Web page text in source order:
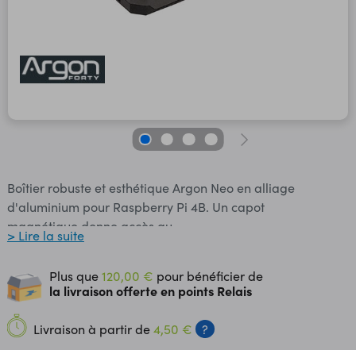
Boîtier robuste et esthétique Argon Neo en alliage
d'aluminium pour Raspberry Pi 4B. Un capot
magnétique donne accès au
port GPIO, aux connecteurs MIPI CSI pour caméra
entièrement sérigraphié sur la partie interne du coffret
facilitant l'identification des broches. La partie interne du
coffret comporte une empreinte prévue pour enficher une
caméra compatible Raspberry Pi. La conception de ce
> Lire la suite
Plus que120,00 € pour bénéficier de
la livraison offerte en points Relais
Livraison à partir de4,50 € ?